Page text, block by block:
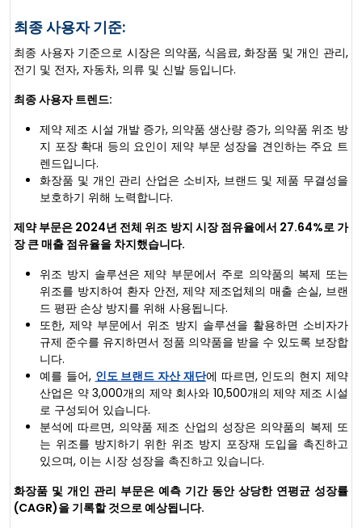
최종 사용자 기준:
최종 사용자 기준으로 시장은 의약품, 식음료, 화장품 및 개인 관리,
전기 및 전자, 자동차, 의류 및 신발 등입니다.
최종 사용자 트렌드:
제약 제조 시설 개발 증가, 의약품 생산량 증가, 의약품 위조 방
지 포장 확대 등의 요인이 제약 부문 성장을 견인하는 주요 트
렌드입니다.
화장품 및 개인 관리 산업은 소비자, 브랜드 및 제품 무결성을
보호하기 위해 노력합니다.
제약 부문은 2024년 전체 위조 방지 시장 점유율에서 27.64%로 가
장 큰 매출 점유율을 차지했습니다.
위조 방지 솔루션은 제약 부문에서 주로 의약품의 복제 또는
위조를 방지하여 환자 안전, 제약 제조업체의 매출 손실, 브랜
드 평판 손상 방지를 위해 사용됩니다.
또한, 제약 부문에서 위조 방지 솔루션을 활용하면 소비자가
규제 준수를 유지하면서 정품 의약품을 받을 수 있도록 보장합
니다.
예를 들어, 인도 브랜드 자산 재단에 따르면, 인도의 현지 제약
산업은 약 3,000개의 제약 회사와 10,500개의 제약 제조 시설
로 구성되어 있습니다.
분석에 따르면, 의약품 제조 산업의 성장은 의약품의 복제 또
는 위조를 방지하기 위한 위조 방지 포장재 도입을 촉진하고
있으며, 이는 시장 성장을 촉진하고 있습니다.
화장품 및 개인 관리 부문은 예측 기간 동안 상당한 연평균 성장률
(CAGR)을 기록할 것으로 예상됩니다.